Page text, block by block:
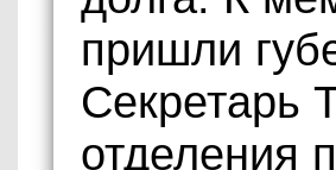
пришли
Секретарь
отделения